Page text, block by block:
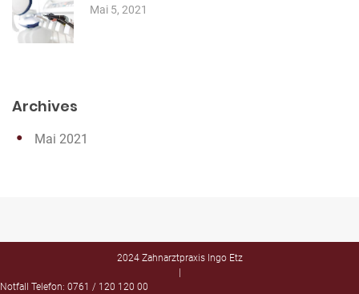
Mai 5, 2021
Archives
Mai 2021
2024 Zahnarztpraxis Ingo Etz
Notfall Telefon: 0761 / 120 120 00